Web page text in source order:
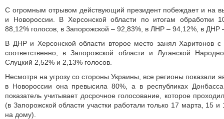
С огромным отрывом действующий президент побеждает и на
и Новороссии. В Херсонской области по итогам обработки
88,12% голосов, в Запорожской – 92,83%, в ЛНР – 94,12%, в ДНР
В ДНР и Херсонской области второе место занял Харитонов с
соответственно, в Запорожской области и Луганской
Слуцкий 2,52% и 2,13% голосов.
Несмотря на угрозу со стороны Украины, все регионы показали
в Новороссии она превысила 80%, а в республиках
показатель учитывает досрочное голосование, которое
(в Запорожской области участки работали только 17 марта, 15
на дому).